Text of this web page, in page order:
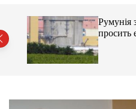
у
Румунія
просить